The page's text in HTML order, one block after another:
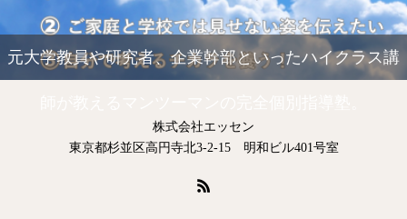
元大学教員や研究者、企業幹部といったハイクラス講
株式会社エッセン
東京都杉並区高円寺北3-2-15 明和ビル401号室